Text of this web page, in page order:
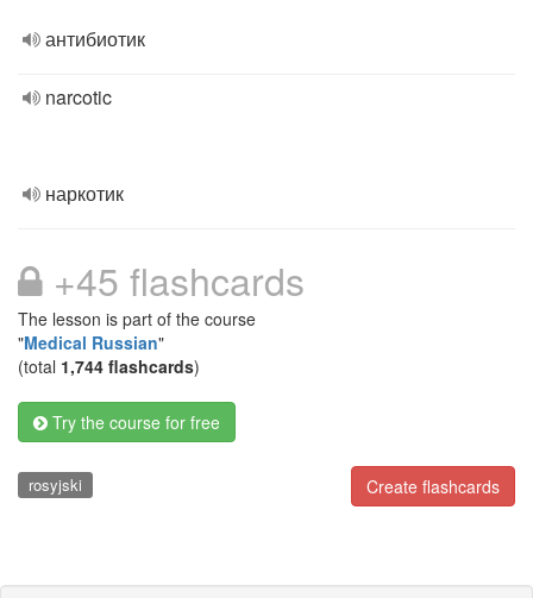
антибиотик
narcotic
наркотик
+45 flashcards
The lesson is part of the course
"Medical Russian"
(total 1,744 flashcards)
Try the course for free
Create flashcards
rosyjski